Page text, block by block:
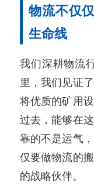
物流不仅
生命线
我们深耕物流
里，我们见证
将优质的矿用
过去，能够在
靠的不是运气
仅要做物流的
的战略伙伴。